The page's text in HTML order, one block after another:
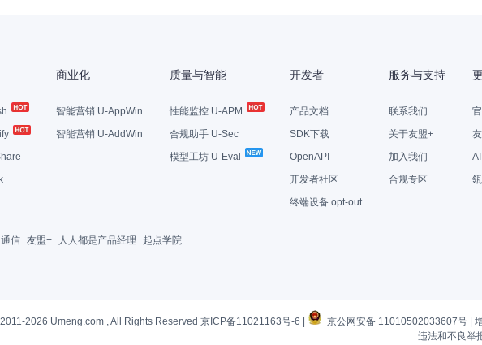
商业化
智能营销 U-AppWin
智能营销 U-AddWin
质量与智能
性能监控 U-APM
合规助手 U-Sec
模型工坊 U-Eval
开发者
产品文档
SDK下载
OpenAPI
开发者社区
终端设备 opt-out
服务与支持
联系我们
关于友盟+
加入我们
合规专区
信 友盟+ 人人都是产品经理 起点学院
2026 Umeng.com , All Rights Reserved 京ICP备11021163号-6 | 京公网安备 11010502033607号 |
违法和不良举